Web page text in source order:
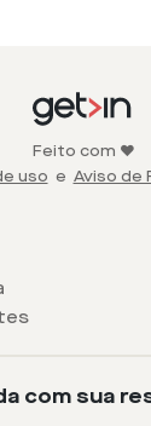
Feito com ❤️
uso e Aviso de
com sua